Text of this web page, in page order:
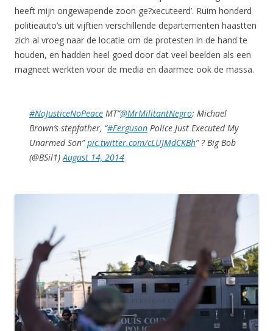
heeft mijn ongewapende zoon ge?xecuteerd’. Ruim honderd
politieauto’s uit vijftien verschillende departementen haastten
zich al vroeg naar de locatie om de protesten in de hand te
houden, en hadden heel goed door dat veel beelden als een
magneet werkten voor de media en daarmee ook de massa.
#NoJusticeNoPeace MT”@MrMilitantNegro: Michael
Brown’s stepfather, “#Ferguson Police Just Executed My
Unarmed Son”pic.twitter.com/cLUJMdCKBh” ? Big Bob
(@BSil1)August 14, 2014